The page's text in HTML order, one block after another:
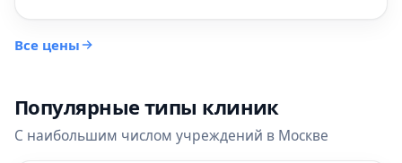
Все цены
Популярные типы клиник
С наибольшим числом учреждений в Москве